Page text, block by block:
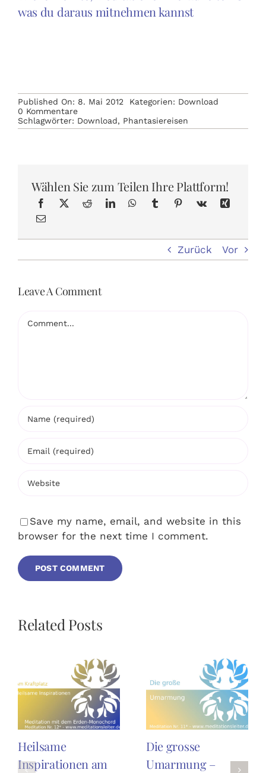
was du daraus mitnehmen kannst
Published On: 8. Mai 2012 Kategorien: Download
0 Kommentareon
Acht
Phantasiereisen
aktualisiert
Schlagwörter: Download, Phantasiereisen
Wählen Sie zum Teilen Ihre Plattform!
Zurück Vor
Leave A Comment
Save my name, email, and website in this
browser for the next time I comment.
Related Posts
Heilsame
Inspirationen am
Die grosse
Umarmung –